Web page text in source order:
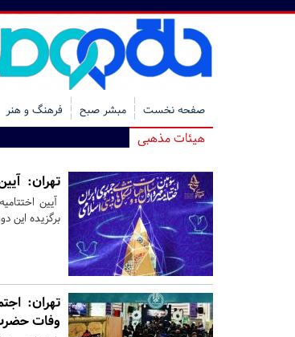
صفحه نخست مبشر صبح فرهنگ و هنر
هیئات مذهبی
تهران:
آیین
برگزیده این
تهران:
وفات حضرت